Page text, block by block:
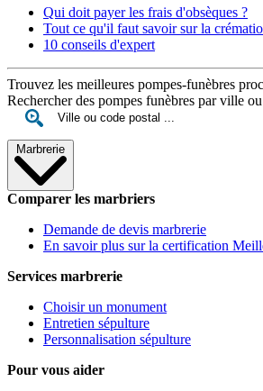
Qui doit payer les frais d'obsèques ?
Tout ce qu'il faut savoir sur la
10 conseils d'expert
Trouvez les meilleures pompes-funèbres
Rechercher des pompes funèbres par ville
Marbrerie
Comparer les marbriers
Demande de devis marbrerie
En savoir plus sur la certification
Services marbrerie
Choisir un monument
Entretien sépulture
Personnalisation sépulture
Pour vous aider